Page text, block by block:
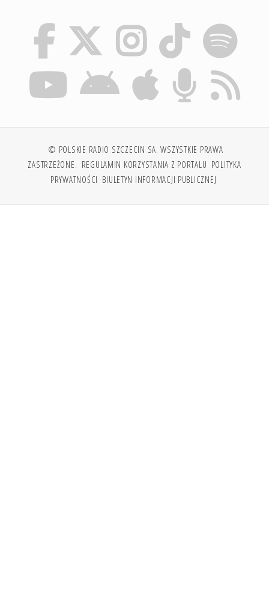
© POLSKIE RADIO SZCZECIN SA. WSZYSTKIE PRAWA
ZASTRZEŻONE. REGULAMIN KORZYSTANIA Z PORTALU POLITYKA
PRYWATNOŚCI BIULETYN INFORMACJI PUBLICZNEJ